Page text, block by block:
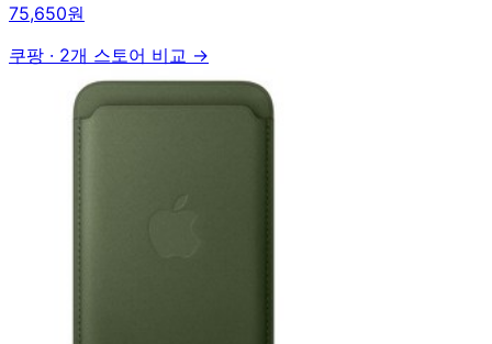
75,650원
쿠팡 · 2개 스토어 비교 →